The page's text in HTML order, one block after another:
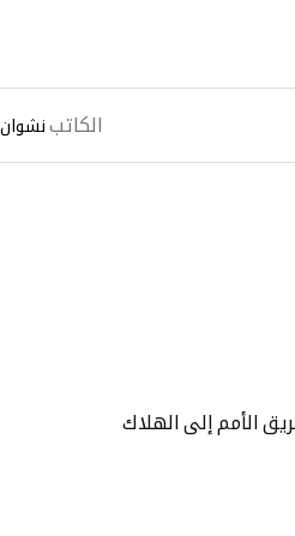
الكاتب نشوان
الأمم إلى الهلاك